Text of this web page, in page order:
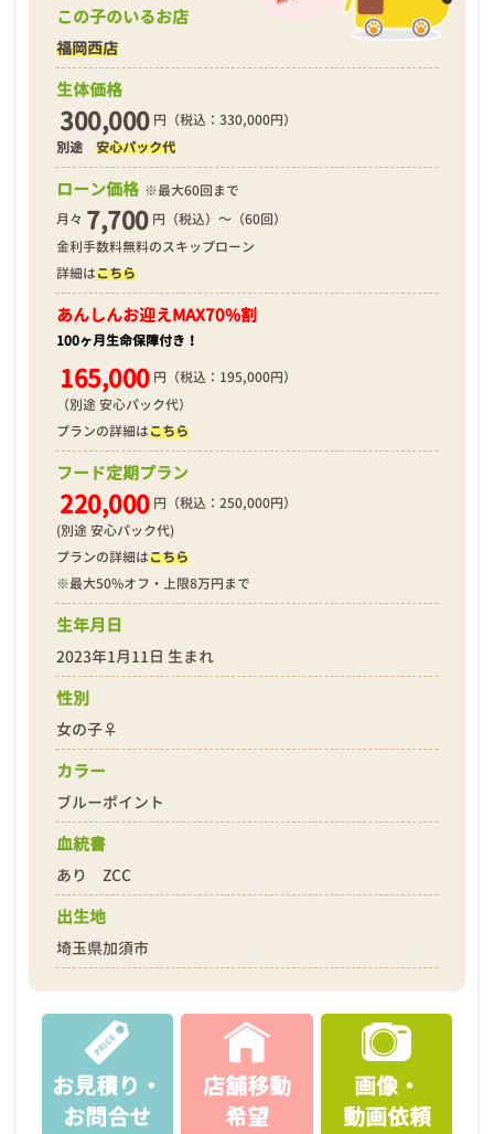
この子のいるお店
福岡西店
生体価格
300,000 円（税込：330,000円）
別途安心パック代
ローン価格 ※最大60回まで
月々 7,700 円（税込）～（60回）
金利手数料無料のスキップローン
詳細はこちら
あんしんお迎えMAX70%割
100ヶ月生命保障付き！
165,000 円（税込：195,000円）
（別途 安心パック代）
プランの詳細はこちら
フード定期プラン
220,000 円（税込：250,000円）
(別途 安心パック代)
プランの詳細はこちら
※最大50%オフ・上限8万円まで
生年月日
2023年1月11日 生まれ
性別
女の子♀
カラー
ブルーポイント
血統書
あり ZCC
出生地
埼玉県加須市
お見積り・
お問合せ
店舗移動
希望
画像・
動画依頼